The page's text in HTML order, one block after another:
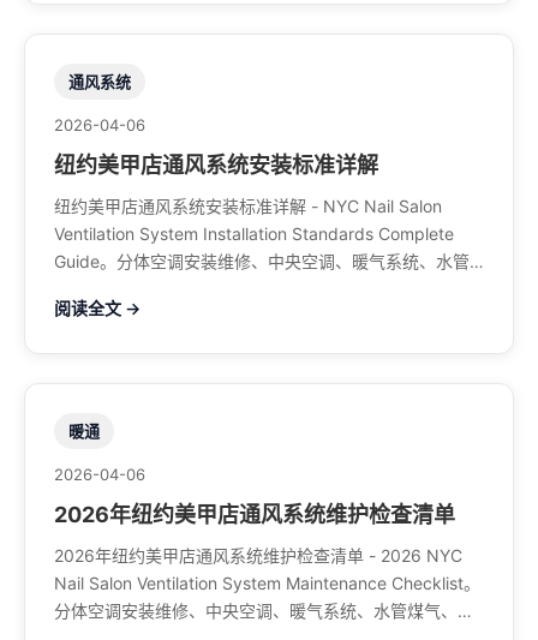
通风系统
2026-04-06
纽约美甲店通风系统安装标准详解
纽约美甲店通风系统安装标准详解 - NYC Nail Salon
Ventilation System Installation Standards Complete
Guide。分体空调安装维修、中央空调、暖气系统、水管
阅读全文 →
暖通
2026-04-06
2026年纽约美甲店通风系统维护检查清单
2026年纽约美甲店通风系统维护检查清单 - 2026 NYC
Nail Salon Ventilation System Maintenance Checklist。
分体空调安装维修、中央空调、暖气系统、水管煤气、餐